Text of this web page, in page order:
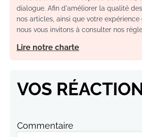
dialogue. Afin d'améliorer la qualité
nos articles, ainsi que votre expérience
nous vous invitons à consulter nos
Lire notre charte
VOS
Commentaire